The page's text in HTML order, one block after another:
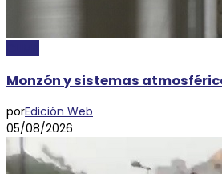
Monzón y sistemas
porEdición Web
05/08/2026